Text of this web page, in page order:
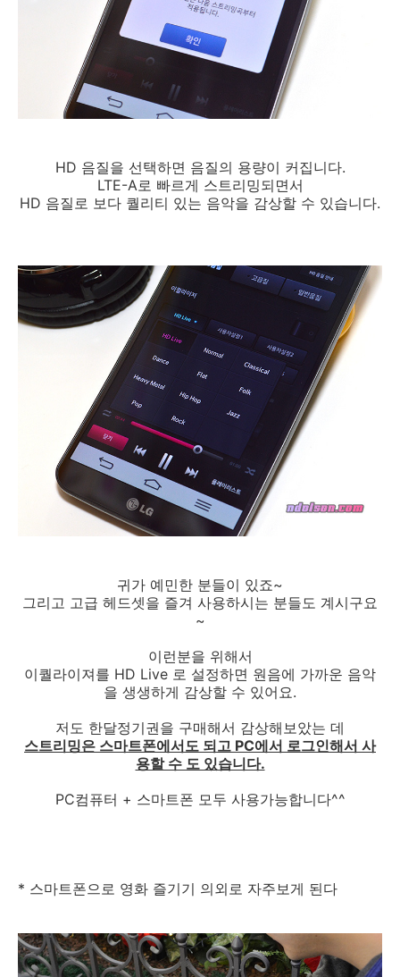
HD 음질을 선택하면 음질의 용량이 커집니다.
LTE-A로 빠르게 스트리밍되면서
HD 음질로 보다 퀄리티 있는 음악을 감상할 수 있습니다.
귀가 예민한 분들이 있죠~
그리고 고급 헤드셋을 즐겨 사용하시는 분들도 계시구요
~
이런분을 위해서
이퀄라이져를 HD Live 로 설정하면 원음에 가까운 음악
을 생생하게 감상할 수 있어요.
저도 한달정기권을 구매해서 감상해보았는 데
스트리밍은 스마트폰에서도 되고 PC에서 로그인해서 사
용할 수 도 있습니다.
PC컴퓨터 + 스마트폰 모두 사용가능합니다^^
* 스마트폰으로 영화 즐기기 의외로 자주보게 된다